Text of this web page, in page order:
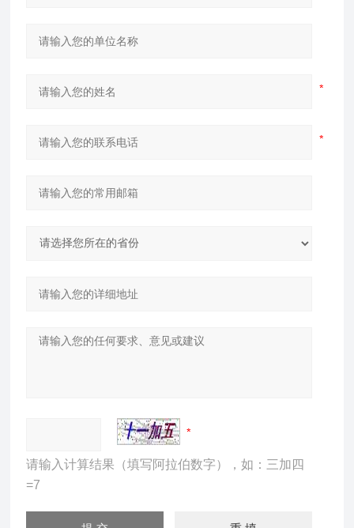
请输入计算结果（填写阿拉伯数字），如：三加四
=7